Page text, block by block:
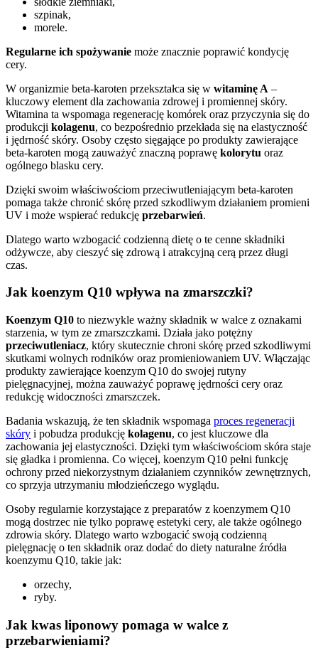
szpinak,
morele.
Regularne ich spożywanie może znacznie poprawić kondycję
cery.
W organizmie beta-karoten przekształca się w witaminę A –
kluczowy element dla zachowania zdrowej i promiennej skóry.
Witamina ta wspomaga regenerację komórek oraz przyczynia się do
produkcji kolagenu, co bezpośrednio przekłada się na elastyczność
i jędrność skóry. Osoby często sięgające po produkty zawierające
beta-karoten mogą zauważyć znaczną poprawę kolorytu oraz
ogólnego blasku cery.
Dzięki swoim właściwościom przeciwutleniającym beta-karoten
pomaga także chronić skórę przed szkodliwym działaniem promieni
UV i może wspierać redukcję przebarwień.
Dlatego warto wzbogacić codzienną dietę o te cenne składniki
odżywcze, aby cieszyć się zdrową i atrakcyjną cerą przez długi
czas.
Jak koenzym Q10 wpływa na zmarszczki?
Koenzym Q10 to niezwykle ważny składnik w walce z oznakami
starzenia, w tym ze zmarszczkami. Działa jako potężny
przeciwutleniacz, który skutecznie chroni skórę przed szkodliwymi
skutkami wolnych rodników oraz promieniowaniem UV. Włączając
produkty zawierające koenzym Q10 do swojej rutyny
pielęgnacyjnej, można zauważyć poprawę jędrności cery oraz
redukcję widoczności zmarszczek.
Badania wskazują, że ten składnik wspomaga proces regeneracji
skóry i pobudza produkcję kolagenu, co jest kluczowe dla
zachowania jej elastyczności. Dzięki tym właściwościom skóra staje
się gładka i promienna. Co więcej, koenzym Q10 pełni funkcję
ochrony przed niekorzystnym działaniem czynników zewnętrznych,
co sprzyja utrzymaniu młodzieńczego wyglądu.
Osoby regularnie korzystające z preparatów z koenzymem Q10
mogą dostrzec nie tylko poprawę estetyki cery, ale także ogólnego
zdrowia skóry. Dlatego warto wzbogacić swoją codzienną
pielęgnację o ten składnik oraz dodać do diety naturalne źródła
koenzymu Q10, takie jak:
orzechy,
ryby.
Jak kwas liponowy pomaga w walce z
przebarwieniami?